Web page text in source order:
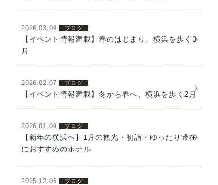
2026.03.09 ブログ
【イベント情報満載】春のはじまり、横浜を歩く3
月
詳細を見る
2026.02.07 ブログ
【イベント情報満載】冬から春へ、横浜を歩く2月
詳細を見る
2026.01.09 ブログ
【新年の横浜へ】1月の観光・初詣・ゆったり滞在
におすすめのホテル
詳細を見る
2025.12.06 ブログ